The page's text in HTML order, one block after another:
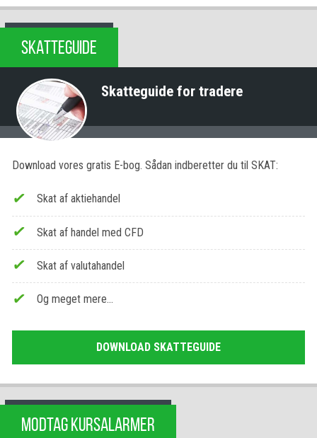
SKATTEGUIDE
Skatteguide for tradere
Download vores gratis E-bog. Sådan indberetter du til SKAT:
Skat af aktiehandel
Skat af handel med CFD
Skat af valutahandel
Og meget mere…
DOWNLOAD SKATTEGUIDE
MODTAG KURSALARMER